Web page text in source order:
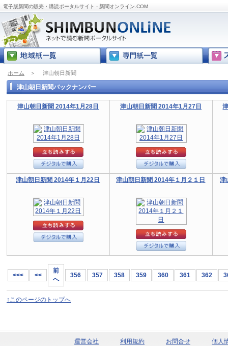
電子版新聞の販売・購読ポータルサイト - 新聞オンライン.COM
ホーム ＞ 津山朝日新聞
津山朝日新聞バックナンバー
津山朝日新聞 2014年1月28日 津山朝日新聞 2014年1月27日
津山朝日新聞 2014年１月22日 津山朝日新聞 2014年１月２１日 津
<<< <<
前
へ
356 357 358 359 360 361 362
↑このページのトップへ
運営会社 利用規約 お問合せ 個人